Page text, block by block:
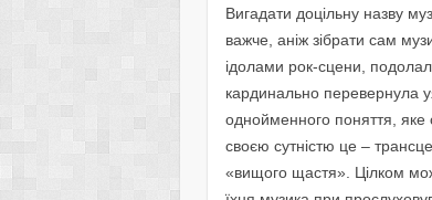
Вигадати доцільну назву
важче, аніж зібрати сам
ідолами рок-сцени,
кардинально перевернула
однойменного поняття, яке
своєю сутністю це –
«вищого щастя». Цілком